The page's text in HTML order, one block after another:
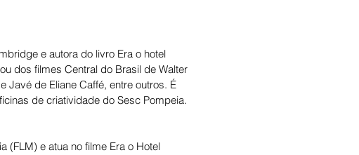
e autora do livro Era o hotel
dos filmes Central do Brasil de Walter
Javé de Eliane Caffé, entre outros. É
de criatividade do Sesc Pompeia.
(FLM) e atua no filme Era o Hotel